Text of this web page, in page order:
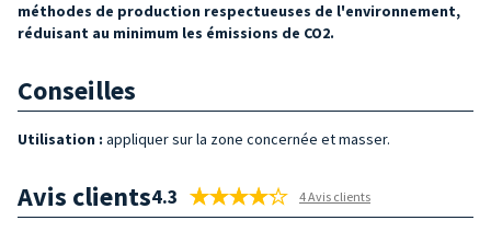
méthodes de production respectueuses de l'environnement,
réduisant au minimum les émissions de CO2.
Conseilles
Utilisation : appliquer sur la zone concernée et masser.
Avis clients4.3 4 Avis clients